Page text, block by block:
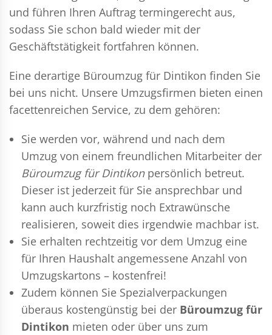
und führen Ihren Auftrag termingerecht aus,
sodass Sie schon bald wieder mit der
Geschäftstätigkeit fortfahren können.
Eine derartige Büroumzug für Dintikon finden Sie
bei uns nicht. Unsere Umzugsfirmen bieten einen
facettenreichen Service, zu dem gehören:
Sie werden vor, während und nach dem
Umzug von einem freundlichen Mitarbeiter der
Büroumzug für Dintikonpersönlich betreut.
Dieser ist jederzeit für Sie ansprechbar und
kann auch kurzfristig noch Extrawünsche
realisieren, soweit dies irgendwie machbar ist.
Sie erhalten rechtzeitig vor dem Umzug eine
für Ihren Haushalt angemessene Anzahl von
Umzugskartons – kostenfrei!
Zudem können Sie Spezialverpackungen
überaus kostengünstig bei der Büroumzug für
Dintikon mieten oder über uns zum